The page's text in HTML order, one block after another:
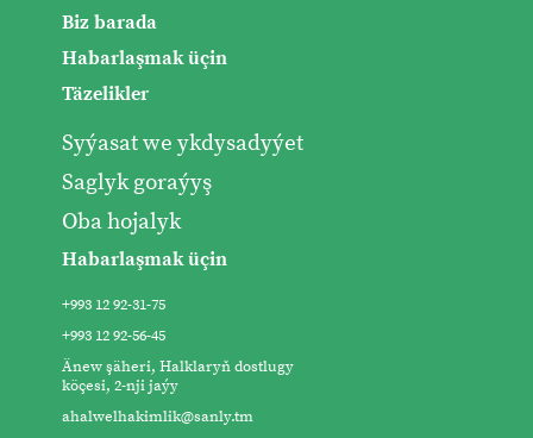
Biz barada
Habarlaşmak üçin
Täzelikler
Syýasat we ykdysadyýet
Saglyk goraýyş
Oba hojalyk
Habarlaşmak üçin
+993 12 92-31-75
+993 12 92-56-45
Änew şäheri, Halklaryň dostlugy
köçesi, 2-nji jaýy
ahalwelhakimlik@sanly.tm